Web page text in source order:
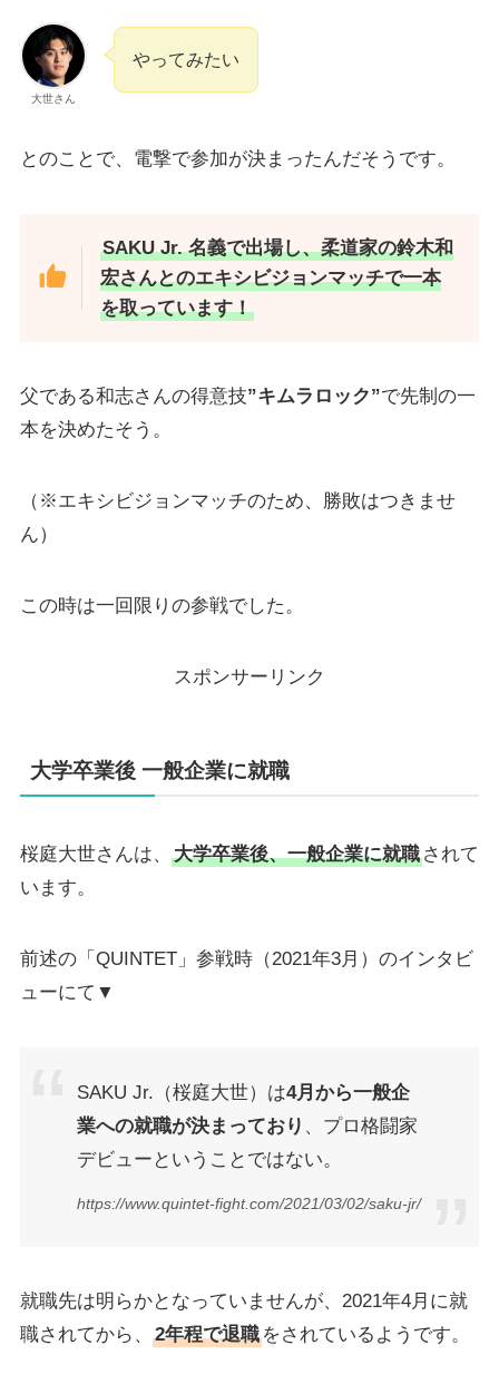
大世さん
やってみたい
とのことで、電撃で参加が決まったんだそうです。
SAKU Jr. 名義で出場し、柔道家の鈴木和
宏さんとのエキシビジョンマッチで一本
を取っています！
父である和志さんの得意技”キムラロック”で先制の一
本を決めたそう。
（※エキシビジョンマッチのため、勝敗はつきませ
ん）
この時は一回限りの参戦でした。
スポンサーリンク
大学卒業後 一般企業に就職
桜庭大世さんは、 大学卒業後、一般企業に就職されて
います。
前述の「QUINTET」参戦時（2021年3月）のインタビ
ューにて▼
SAKU Jr.（桜庭大世）は4月から一般企
業への就職が決まっており 、プロ格闘家
デビューということではない。
https://www.quintet-fight.com/2021/03/02/saku-jr/
就職先は明らかとなっていませんが、2021年4月に就
職されてから、
2年程で退職をされているようです。